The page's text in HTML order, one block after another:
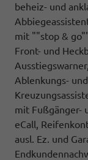
beheiz- und
mit ""stop &
Front- und
Ablenkungs-
mit Fußgänger-
eCall,
ausl. Ez. und